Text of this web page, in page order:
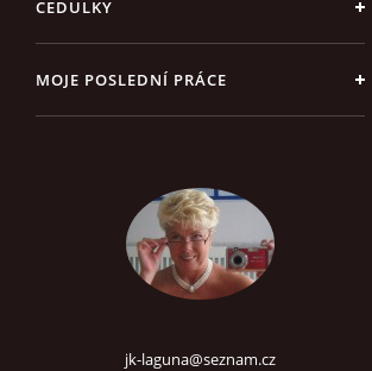
CEDULKY
MOJE POSLEDNÍ PRÁCE
jk-laguna@seznam.cz